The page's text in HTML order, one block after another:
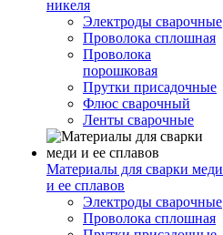
никеля
Электроды сварочные
Проволока сплошная
Проволока
порошковая
Прутки присадочные
Флюс сварочный
Ленты сварочные
Материалы для сварки меди
и ее сплавов
Электроды сварочные
Проволока сплошная